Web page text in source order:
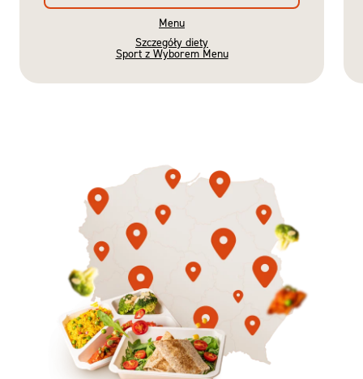
Menu
Szczegóły diety
Sport z Wyborem Menu